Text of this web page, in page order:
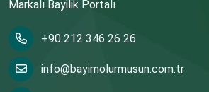
Markalı Bayilik Portalı
+90 212 346 26 26
info@bayimolurmusun.com.tr